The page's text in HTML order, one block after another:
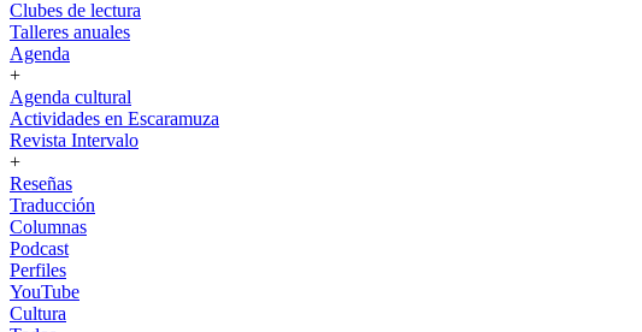
Clubes de lectura
Talleres anuales
Agenda
+
Agenda cultural
Actividades en Escaramuza
Revista Intervalo
+
Reseñas
Traducción
Columnas
Podcast
Perfiles
YouTube
Cultura